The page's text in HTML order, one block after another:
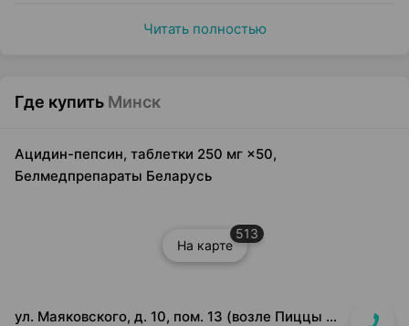
Читать полностью
Где купить Минск
Ацидин-пепсин, таблетки 250 мг ×50,
Белмедпрепараты Беларусь
На карте
513
ул. Маяковского, д. 10, пом. 13 (возле Пиццы Мании)